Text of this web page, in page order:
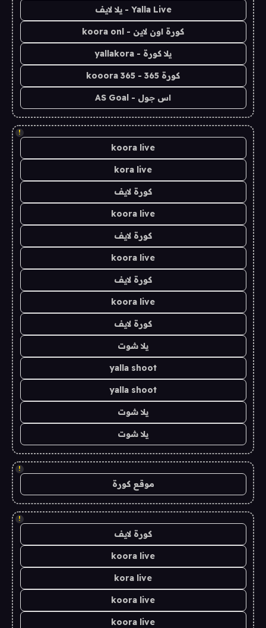
Yalla Live - يلا لايف
كورة اون لاين - koora onl
يلا كورة - yallakora
كورة 365 - kooora 365
اس جول - AS Goal
!
koora live
kora live
كورة لايف
koora live
كورة لايف
koora live
كورة لايف
koora live
كورة لايف
يلا شوت
yalla shoot
yalla shoot
يلا شوت
يلا شوت
!
موقع كورة
!
كورة لايف
koora live
kora live
koora live
koora live